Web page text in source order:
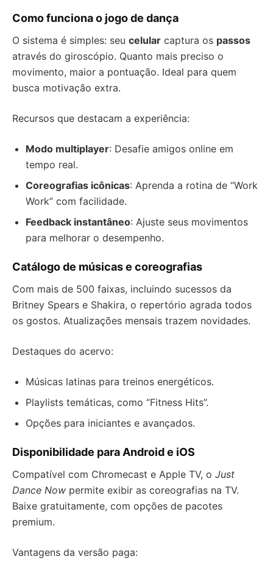
Como funciona o jogo de dança
O sistema é simples: seu celular captura os passos
através do giroscópio. Quanto mais preciso o
movimento, maior a pontuação. Ideal para quem
busca motivação extra.
Recursos que destacam a experiência:
Modo multiplayer: Desafie amigos online em
tempo real.
Coreografias icônicas: Aprenda a rotina de “Work
Work” com facilidade.
Feedback instantâneo: Ajuste seus movimentos
para melhorar o desempenho.
Catálogo de músicas e coreografias
Com mais de 500 faixas, incluindo sucessos da
Britney Spears e Shakira, o repertório agrada todos
os gostos. Atualizações mensais trazem novidades.
Destaques do acervo:
Músicas latinas para treinos energéticos.
Playlists temáticas, como “Fitness Hits”.
Opções para iniciantes e avançados.
Disponibilidade para Android e iOS
Compatível com Chromecast e Apple TV, o Just
Dance Now permite exibir as coreografias na TV.
Baixe gratuitamente, com opções de pacotes
premium.
Vantagens da versão paga: